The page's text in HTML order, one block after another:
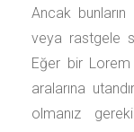
Ancak
veya rastgele
Eğer bir Lorem
aralarına
olmanız